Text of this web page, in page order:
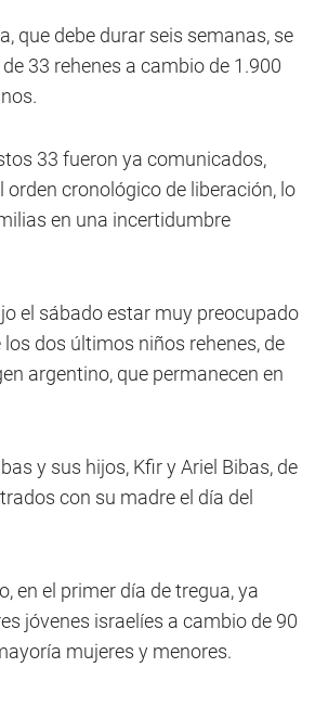
que debe durar seis semanas, se
33 rehenes a cambio de 1.900
33 fueron ya comunicados,
orden cronológico de liberación, lo
en una incertidumbre
el sábado estar muy preocupado
dos últimos niños rehenes, de
argentino, que permanecen en
y sus hijos, Kfir y Ariel Bibas, de
con su madre el día del
en el primer día de tregua, ya
jóvenes israelíes a cambio de 90
mujeres y menores.